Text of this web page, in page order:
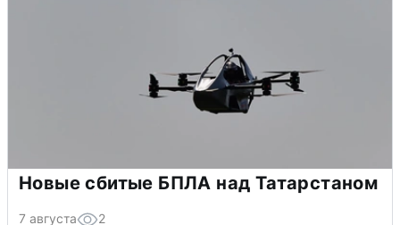
Новые сбитые БПЛА над Татарстаном
7 августа 2